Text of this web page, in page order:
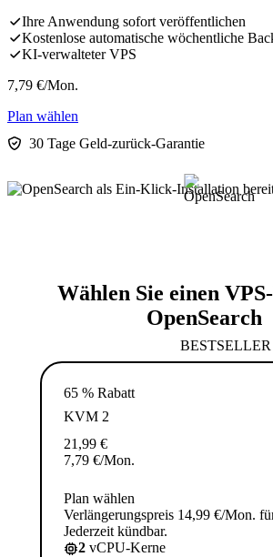
Ihre Anwendung sofort veröffentlichen
Kostenlose automatische wöchentliche
KI-verwalteter VPS
7,79 €/Mon.
Plan wählen
30 Tage Geld-zurück-Garantie
Wählen Sie einen
OpenSearch
BESTSELLER
65 % Rabatt
KVM 2
21,99 €
7,79 €/Mon.
Plan wählen
Verlängerungspreis 14,99 €/Mon.
Jederzeit kündbar.
2 vCPU-Kerne